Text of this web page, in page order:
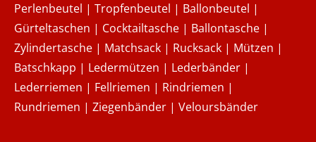
Perlenbeutel | Tropfenbeutel | Ballonbeutel |
Gürteltaschen | Cocktailtasche | Ballontasche |
Zylindertasche | Matchsack | Rucksack | Mützen |
Batschkapp | Ledermützen | Lederbänder |
Lederriemen | Fellriemen | Rindriemen |
Rundriemen | Ziegenbänder | Veloursbänder